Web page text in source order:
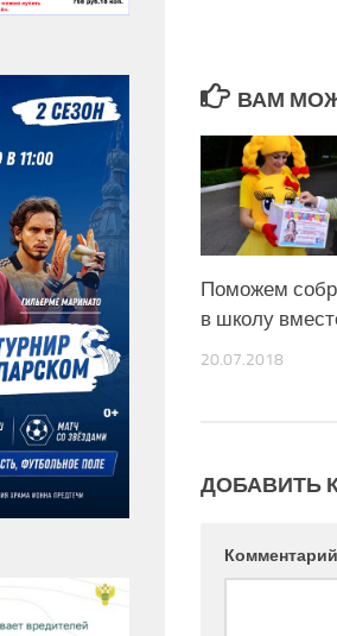
ВАМ
Поможем
в школу
20.07.2018
ДОБАВИТЬ
Комментарий